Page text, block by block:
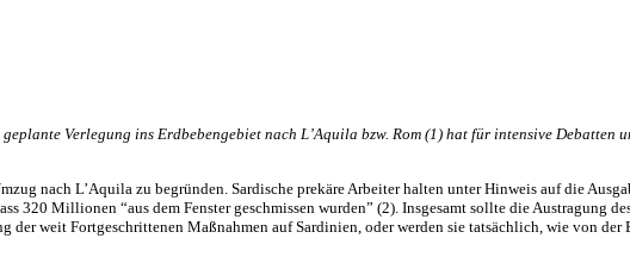
Verlegung ins Erdbebengebiet nach L’Aquila bzw. Rom (1) hat für intensive Debatten
nach L’Aquila zu begründen. Sardische prekäre Arbeiter halten unter Hinweis auf die
Millionen “aus dem Fenster geschmissen wurden” (2). Insgesamt sollte die Austragung
weit Fortgeschrittenen Maßnahmen auf Sardinien, oder werden sie tatsächlich, wie von der